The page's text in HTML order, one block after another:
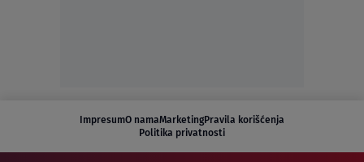
ImpresumO namaMarketingPravila korišćenja
Politika privatnosti